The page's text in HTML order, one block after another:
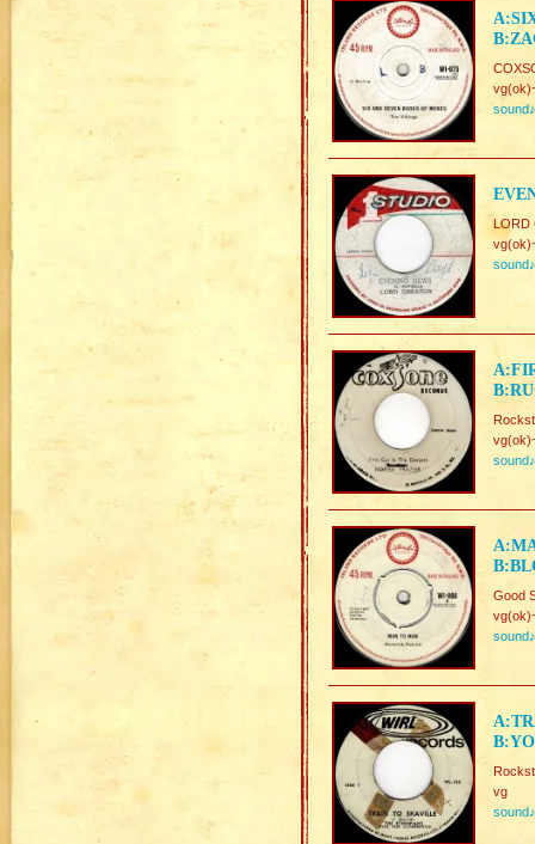
sound♪
LORD
sound♪
sound♪
Good
sound♪
vg
sound♪